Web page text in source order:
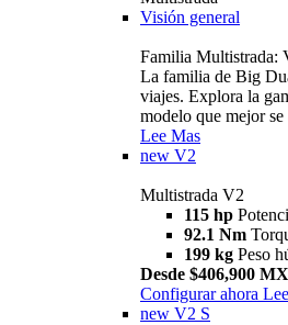
Visión general
Familia Multistrada:
La familia de Big
viajes. Explora la
modelo que mejor se
Lee Mas
new V2
Multistrada V2
115 hp
92.1 Nm
199 kg Peso
Desde $406,900
Configurar ahora
new V2 S